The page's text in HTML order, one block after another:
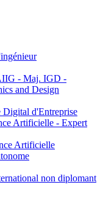
- Maj. IGD -
and Design
d'Entreprise
Artificielle - Expert
Artificielle
non diplomant